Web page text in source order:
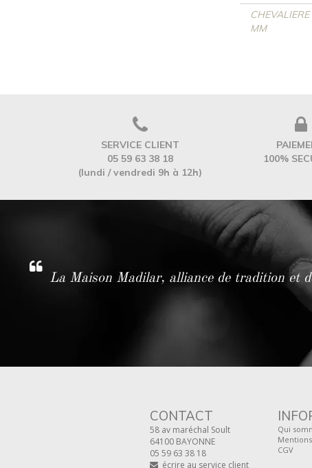
MM
SERVICE CLIENT
05 59 63 38 18
(lundi / vendredi 9h à 12h)
100%
La Maison Madilar, alliance de tradition et
CONTACT
58 av maréchal Soult
64100 BAYONNE
05 59 63 38 18
écrire au service client
Qui
CGV